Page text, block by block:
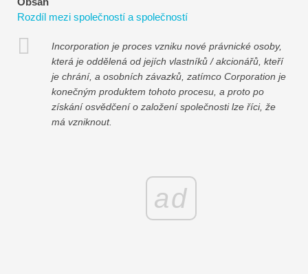
Plná forma
Výukové programy pro řízení rizik
Rozdíl mezi společností a společností
Incorporation je proces vzniku nové právnické osoby,
která je oddělená od jejích vlastníků / akcionářů, kteří
je chrání, a osobních závazků, zatímco Corporation je
konečným produktem tohoto procesu, a proto po
získání osvědčení o založení společnosti lze říci, že
má vzniknout.
ad